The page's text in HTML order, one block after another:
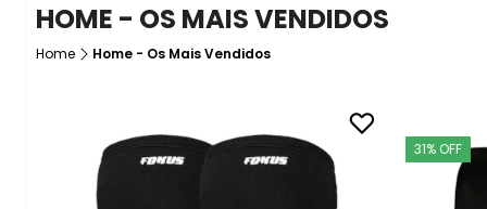
HOME - OS MAIS VENDIDOS
Home Home - Os Mais Vendidos
31% OFF